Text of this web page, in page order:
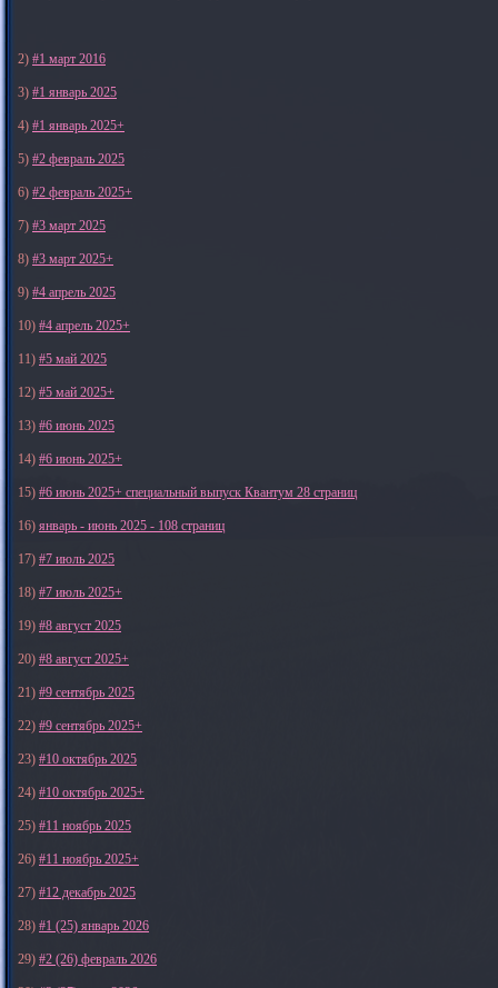
2) #1 март 2016
3) #1 январь 2025
4) #1 январь 2025+
5) #2 февраль 2025
6) #2 февраль 2025+
7) #3 март 2025
8) #3 март 2025+
9) #4 апрель 2025
10) #4 апрель 2025+
11) #5 май 2025
12) #5 май 2025+
13) #6 июнь 2025
14) #6 июнь 2025+
15) #6 июнь 2025+ специальный выпуск Квантум 28 страниц
16) январь - июнь 2025 - 108 страниц
17) #7 июль 2025
18) #7 июль 2025+
19) #8 август 2025
20) #8 август 2025+
21) #9 сентябрь 2025
22) #9 сентябрь 2025+
23) #10 октябрь 2025
24) #10 октябрь 2025+
25) #11 ноябрь 2025
26) #11 ноябрь 2025+
27) #12 декабрь 2025
28) #1 (25) январь 2026
29) #2 (26) февраль 2026